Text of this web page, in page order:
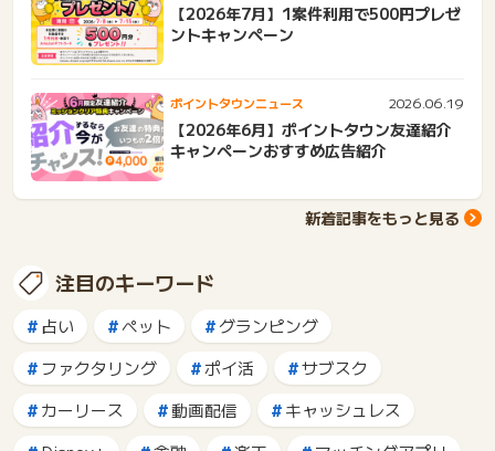
【2026年7月】1案件利用で500円プレゼ
ントキャンペーン
ポイントタウンニュース 2026.06.19
【2026年6月】ポイントタウン友達紹介
キャンペーンおすすめ広告紹介
新着記事をもっと見る
注目のキーワード
占い ペット
グランピング
ファクタリング
ポイ活
サブスク
カーリース
動画配信
キャッシュレス